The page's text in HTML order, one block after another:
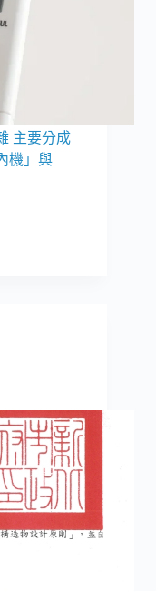
主要分成
機」與